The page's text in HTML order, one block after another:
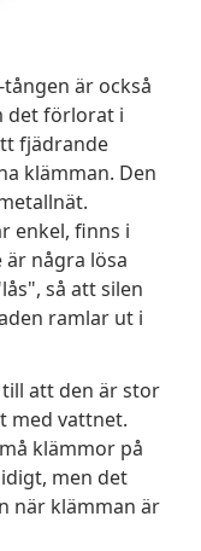
är också
det förlorat i
fjädrande
klämman. Den
enkel, finns i
några lösa
så att silen
ramlar ut i
att den är stor
med vattnet.
klämmor på
men det
när klämman är